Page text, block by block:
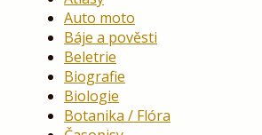
Auto moto
Báje a pověsti
Beletrie
Biografie
Biologie
Botanika / Flóra